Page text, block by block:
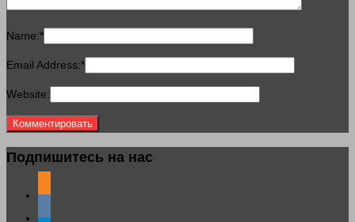
Name:*
Email Address:*
Website:
Подпишитесь на нас